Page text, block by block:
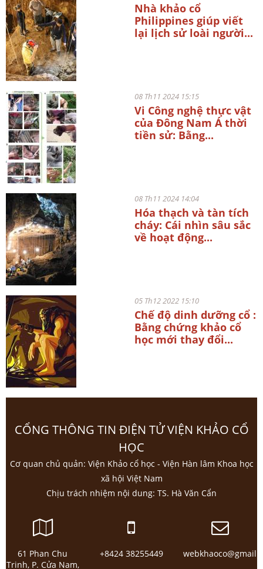
Nhà khảo cổ
Philippines giúp viết
lại lịch sử loài người...
08 Th11 2024 15:15
Vi Công nghệ thực vật
của Đông Nam Á thời
tiền sử: Bằng...
08 Th11 2024 14:04
Hóa thạch và tàn tích
cháy: Cái nhìn sâu sắc
về hoạt động...
05 Th12 2022 15:10
Chế độ dinh dưỡng cổ :
Bằng chứng khảo cổ
học mới thay đổi...
CỔNG THÔNG TIN ĐIỆN TỬ VIỆN KHẢO CỔ
HỌC
Cơ quan chủ quản: Viện Khảo cổ học - Viện Hàn lâm Khoa học
xã hội Việt Nam
Chịu trách nhiệm nội dung: TS. Hà Văn Cẩn
61 Phan Chu
Trinh, P. Cửa Nam,
+8424 38255449